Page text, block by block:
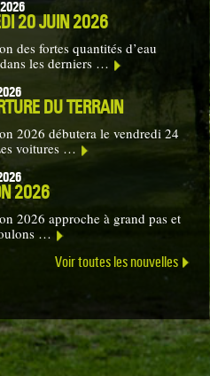
20 JUIN 2026
des fortes quantités d’eau
les derniers …
DU TERRAIN
2026 débutera le vendredi 24
voitures …
2026
2026 approche à grand pas et
…
Voir toutes les nouvelles